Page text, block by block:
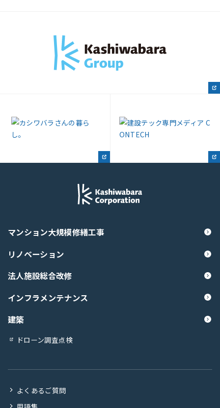
マンション大規模修繕工事
リノベーション
法人施設総合改修
インフラメンテナンス
建築
ドローン調査点検
よくあるご質問